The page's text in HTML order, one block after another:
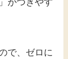
で、ゼロに